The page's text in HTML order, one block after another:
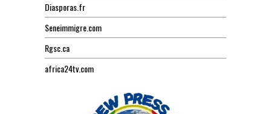
Diasporas.fr
Seneimmigre.com
Rgsc.ca
africa24tv.com